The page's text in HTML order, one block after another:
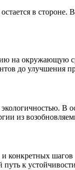
в
на
до улучшения
В
из
конкретных
путь к